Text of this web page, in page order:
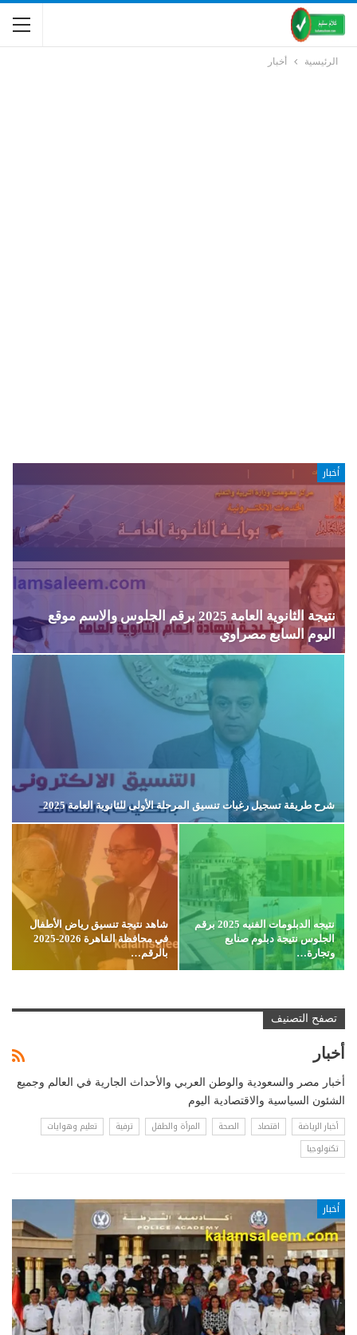
الرئيسية أخبار
أخبار
نتيجة الثانوية العامة 2025 برقم الجلوس والاسم موقع
اليوم السابع مصراوي
شرح طريقة تسجيل رغبات تنسيق المرحلة الأولى للثانوية العامة 2025
نتيجه الدبلومات الفنيه 2025 برقم
الجلوس نتيجة دبلوم صنايع
وتجارة…
شاهد نتيجة تنسيق رياض الأطفال
في محافظة القاهرة 2026-2025
بالرقم…
تصفح التصنيف
أخبار
أخبار مصر والسعودية والوطن العربي والأحداث الجارية في العالم وجميع
الشئون السياسية والاقتصادية اليوم
أخبار الرياضة اقتصاد الصحة المرأة والطفل ترفية
تعليم وهوايات
تكنولوجيا
أخبار